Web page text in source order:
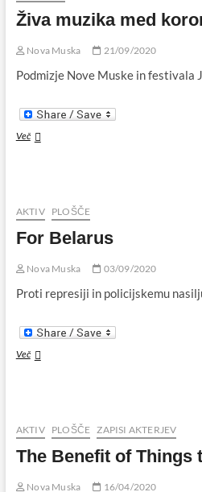
Živa muzika med
Nova Muska 21/09/2020
Podmizje Nove Muske in festivala
VečŽiva
AKTIV PLOŠČE
For Belarus
Nova Muska 03/09/2020
Proti represiji in policijskemu
VečFor
AKTIV PLOŠČE ZAPISI AKTERJEV
The Benefit of Things
Nova Muska 16/04/2020